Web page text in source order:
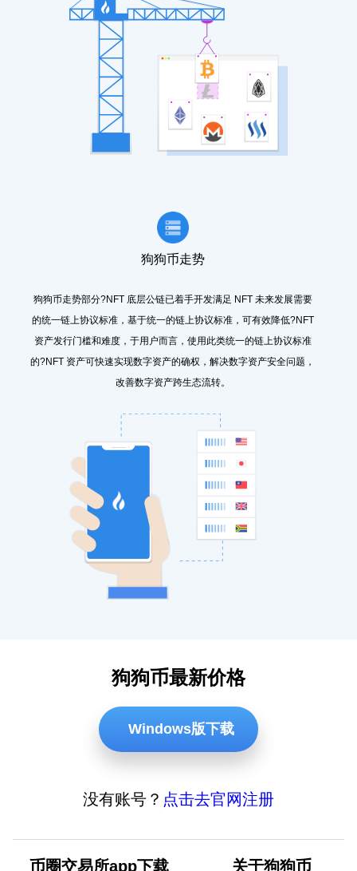
狗狗币走势
狗狗币走势部分?NFT 底层公链已着手开发满足 NFT 未来发展需要
的统一链上协议标准，基于统一的链上协议标准，可有效降低?NFT
资产发行门槛和难度，于用户而言，使用此类统一的链上协议标准
的?NFT 资产可快速实现数字资产的确权，解决数字资产安全问题，
改善数字资产跨生态流转。
狗狗币最新价格
Windows版下载
没有账号？ 点击去官网注册
币圈交易所app下载 关于狗狗币